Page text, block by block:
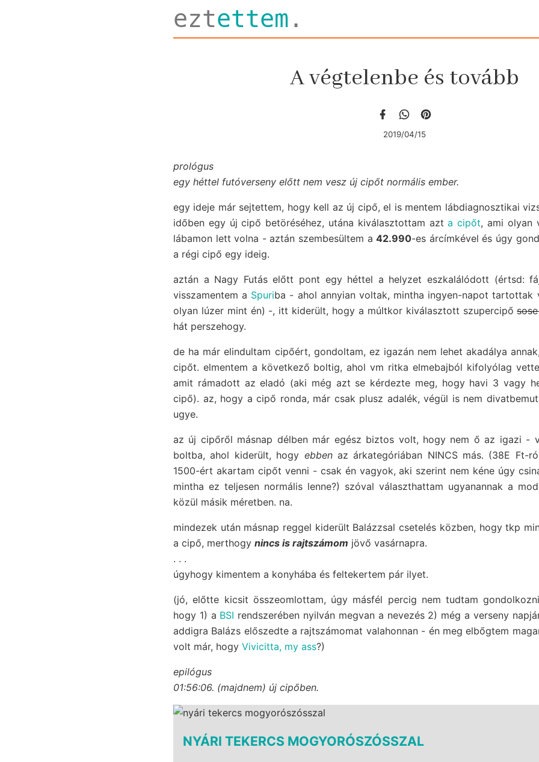
eztettem .
A végtelenbe és tovább
2019/04/15
prológus
egy héttel futóverseny előtt nem vesz új cipőt normális ember.
egy ideje már sejtettem, hogy kell az új cipő, el is mentem lábdiagnosztikai
időben egy új cipő betöréséhez, utána kiválasztottam azta cipőt, ami olyan
lábamon lett volna - aztán szembesültem a42.990-es árcímkével és úgy
a régi cipő egy ideig.
aztán a Nagy Futás előtt pont egy héttel a helyzet eszkalálódott (értsd:
visszamentem a Spuriba - ahol annyian voltak, mintha ingyen-napot tartottak
olyan lúzer mint én) -, itt kiderült, hogy a múltkor kiválasztott szupercipő
hát perszehogy.
de ha már elindultam cipőért, gondoltam, ez igazán nem lehet akadálya
cipőt. elmentem a következő boltig, ahol vm ritka elmebajból kifolyólag
amit rámadott az eladó (aki még azt se kérdezte meg, hogy havi 3 vagy
cipő). az, hogy a cipő ronda, már csak plusz adalék, végül is nem
ugye.
az új cipőről másnap délben már egész biztos volt, hogy nem ő az igazi -
boltba, ahol kiderült, hogy ebbenaz árkategóriában NINCS más. (38E Ft-
1500-ért akartam cipőt venni - csak én vagyok, aki szerint nem kéne úgy
mintha ez teljesen normális lenne?) szóval választhattam ugyanannak a
közül másik méretben. na.
mindezek után másnap reggel kiderült Balázzsal csetelés közben, hogy tkp
a cipő, merthogy nincs is rajtszámom jövő vasárnapra.
. . .
úgyhogy kimentem a konyhába és feltekertem pár ilyet.
(jó, előtte kicsit összeomlottam, úgy másfél percig nem tudtam
hogy 1) a BSI rendszerében nyilván megvan a nevezés 2) még a verseny
addigra Balázs előszedte a rajtszámomat valahonnan - én meg elbőgtem
volt már, hogy Vivicitta, my ass?)
epilógus
01:56:06. (majdnem) új cipőben.
NYÁRI TEKERCS MOGYORÓSZÓSSZAL